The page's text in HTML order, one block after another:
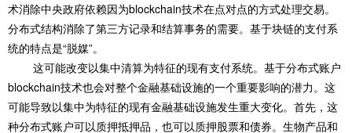
术消除中央政府依赖因为blockchain技术在点对点的方式处理交易。
分布式结构消除了第三方记录和结算事务的需要。基于块链的支付系
统的特点是“脱媒”。
这可能改变以集中清算为特征的现有支付系统。基于分布式账户
blockchain技术也会对整个金融基础设施的一个重要影响的潜力。这
可能导致以集中为特征的现有金融基础设施发生重大变化。首先，这
种分布式账户可以质押抵押品，也可以质押股票和债券。生物产品和